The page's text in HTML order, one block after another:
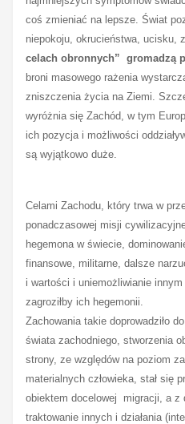
coś zmieniać na lepsze. Świat
niepokoju, okrucieństwa, ucisku,
celach obronnych” gromadzą
broni masowego rażenia
zniszczenia życia na Ziemi.
wyróżnia się Zachód, w tym
ich pozycja i możliwości
są wyjątkowo duże.
Celami Zachodu, który trwa w
ponadczasowej misji
hegemona w świecie,
finansowe, militarne, dalsze
i wartości i uniemożliwianie
zagroziłby ich hegemonii.
Zachowania takie doprowadziło
świata zachodniego, stworzenia
strony, ze względów na poziom
materialnych człowieka, stał się
obiektem docelowej migracji, a z
traktowanie innych i działania